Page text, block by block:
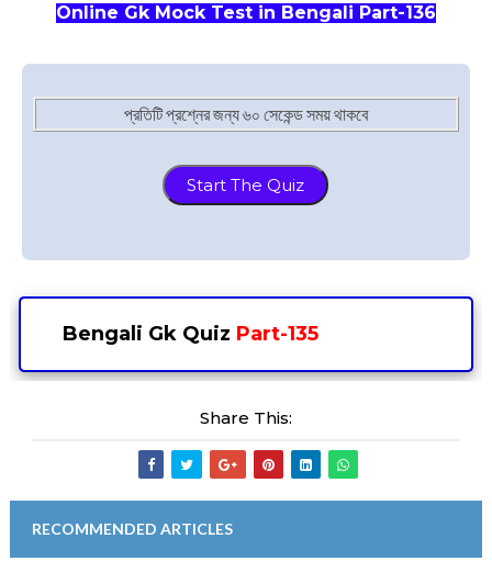
Online Gk Mock Test in Bengali Part-136
প্রতিটি প্রশ্নের জন্য ৬০ সেকেন্ড সময় থাকবে
Start The Quiz
Bengali Gk Quiz Part-135
Share This:
RECOMMENDED ARTICLES